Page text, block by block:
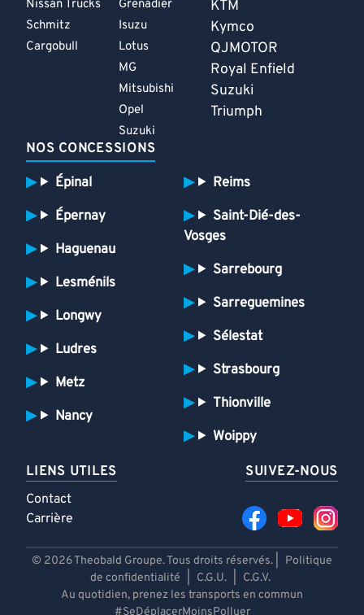
Nissan Trucks
Schmitz
Cargobull
Grenadier
Isuzu
Lotus
MG
Mitsubishi
Opel
Suzuki
KTM
Kymco
QJMOTOR
Royal Enfield
Suzuki
Triumph
NOS CONCESSIONS
Épinal
Épernay
Haguenau
Lesménils
Longwy
Ludres
Metz
Nancy
Reims
Saint-Dié-des-
Vosges
Sarrebourg
Sarreguemines
Sélestat
Strasbourg
Thionville
Woippy
LIENS UTILES
Contact
Carrière
SUIVEZ-NOUS
© 2026 Theobald Groupe. Tous droits réservés. |
Politique
de confidentialité
C.G.U.
C.G.V.
Au quotidien, prenez les transports en commun
#SeDéplacerMoinsPolluer